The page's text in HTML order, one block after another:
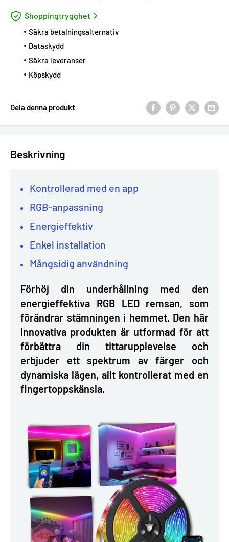
Shoppingtrygghet
Säkra betalningsalternativ
Dataskydd
Säkra leveranser
Köpskydd
Dela denna produkt
Beskrivning
Kontrollerad med en app
RGB-anpassning
Energieffektiv
Enkel installation
Mångsidig användning
Förhöj din underhållning med den
energieffektiva RGB LED remsan, som
förändrar stämningen i hemmet. Den här
innovativa produkten är utformad för att
förbättra din tittarupplevelse och
erbjuder ett spektrum av färger och
dynamiska lägen, allt kontrollerat med en
fingertoppskänsla.